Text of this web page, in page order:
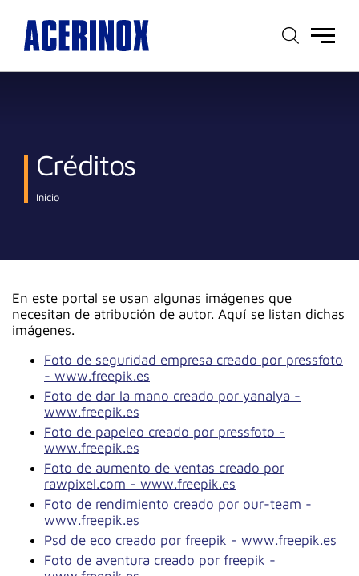
Menú
Créditos
Inicio
En este portal se usan algunas imágenes que
necesitan de atribución de autor. Aquí se listan dichas
imágenes.
Foto de seguridad empresa creado por pressfoto
- www.freepik.es
Foto de dar la mano creado por yanalya -
www.freepik.es
Foto de papeleo creado por pressfoto -
www.freepik.es
Foto de aumento de ventas creado por
rawpixel.com - www.freepik.es
Foto de rendimiento creado por our-team -
www.freepik.es
Psd de eco creado por freepik - www.freepik.es
Foto de aventura creado por freepik -